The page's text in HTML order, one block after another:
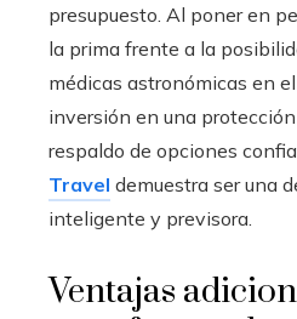
presupuesto. Al poner en
la prima frente a la
médicas astronómicas en
inversión en una
respaldo de opciones
Travel demuestra ser una
inteligente y previsora.
Ventajas